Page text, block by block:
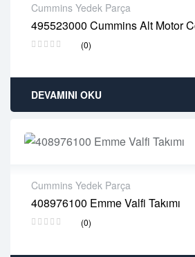
Cummins Yedek Parça
495523000 Cummins Alt Motor
(0)
2 years warranty
Delivery time: 1-2 business days
DEVAMINI OKU
Cummins Yedek Parça
408976100 Emme Valfi Takımı
(0)
2 years warranty
Delivery time: 1-2 business days